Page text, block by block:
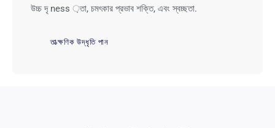
উচ্চ দৃ ness ়তা, চমৎকার প্রভাব শক্তি, এবং স্বচ্ছতা.
তাত্ক্ষণিক উদ্ধৃতি পান